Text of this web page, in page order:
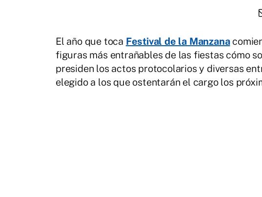
El año que toca Festival de la Manzana
figuras más entrañables de las fiestas cómo
presiden los actos protocolarios y diversas
elegido a los que ostentarán el cargo los